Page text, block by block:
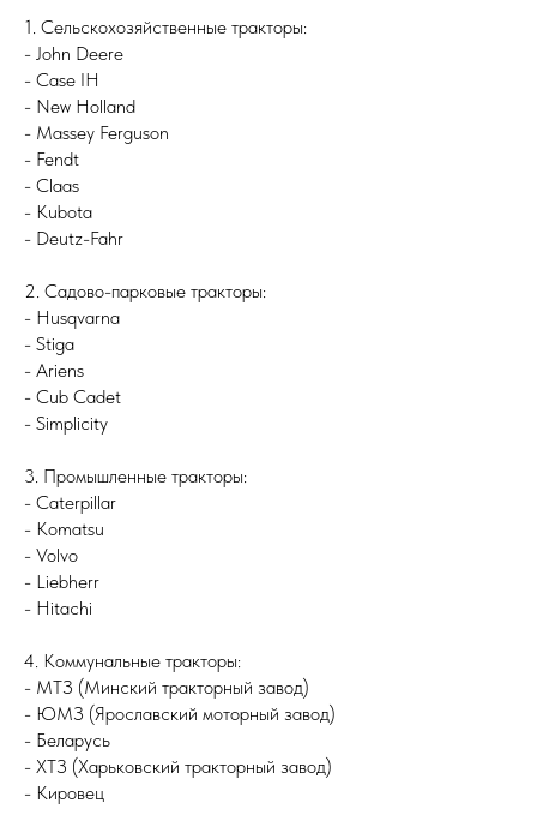
1. Сельскохозяйственные тракторы:
- John Deere
- Case IH
- New Holland
- Massey Ferguson
- Fendt
- Claas
- Kubota
- Deutz-Fahr
2. Садово-парковые тракторы:
- Husqvarna
- Stiga
- Ariens
- Cub Cadet
- Simplicity
3. Промышленные тракторы:
- Caterpillar
- Komatsu
- Volvo
- Liebherr
- Hitachi
4. Коммунальные тракторы:
- МТЗ (Минский тракторный завод)
- ЮМЗ (Ярославский моторный завод)
- Беларусь
- ХТЗ (Харьковский тракторный завод)
- Кировец